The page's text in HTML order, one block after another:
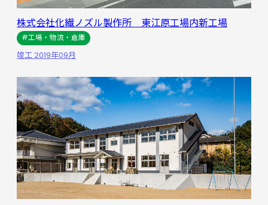
株式会社化繊ノズル製作所 東江原工場内新工場
#工場・物流・倉庫
竣工 2019年09月